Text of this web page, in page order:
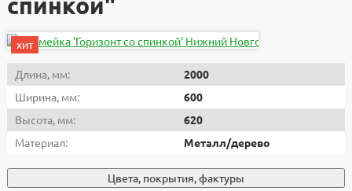
хит
Длина, мм:
2000
Ширина, мм:
600
Высота, мм:
620
Материал:
Металл/дерево
Цвета, покрытия, фактуры